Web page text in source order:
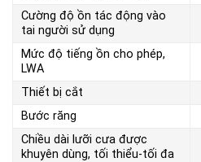
Cường độ ồn tác động vào
tai người sử dụng
Mức độ tiếng ồn cho phép,
LWA
Thiết bị cắt
Bước răng
Chiều dài lưỡi cưa được
khuyên dùng, tối thiểu-tối đa